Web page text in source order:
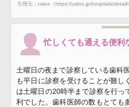
引用元：caloo（https://caloo.jp/hospitals/detail/
忙しくても通える便利
土曜日の夜まで診察している歯科
も平日に診察を受けることが難し
は土曜日の20時半まで診察を行っ
利でした。歯科医師の数もとても